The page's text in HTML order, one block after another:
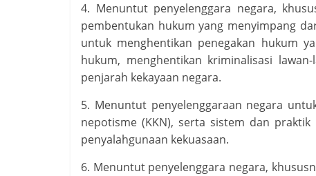
4. Menuntut penyelenggara negara,
pembentukan hukum yang menyimpang
untuk menghentikan penegakan hukum
hukum, menghentikan kriminalisasi
penjarah kekayaan negara.
5. Menuntut penyelenggaraan negara
nepotisme (KKN), serta sistem dan
penyalahgunaan kekuasaan.
6. Menuntut penyelenggara negara,